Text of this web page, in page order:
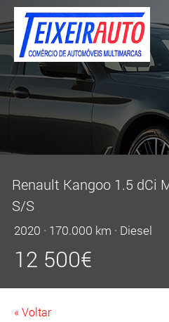
Renault Kangoo 1.5 dCi
S/S
2020 · 170.000 km · Diesel
12 500€
« Voltar